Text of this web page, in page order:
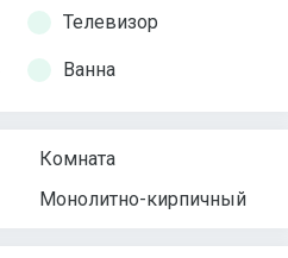
Телевизор
Ванна
Комната
Монолитно-кирпичный